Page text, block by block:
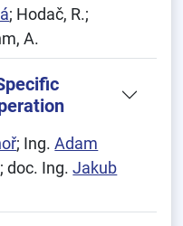
; Hodač, R.;
A.
; Ing.Adam
doc. Ing.Jakub